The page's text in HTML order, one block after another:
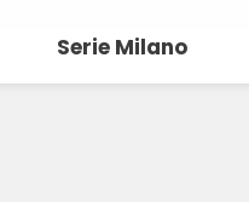
Serie Milano